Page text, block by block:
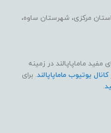
استان مرکزی، شهرستان ساوه،
ماماپاپالند در زمینه
کانال یوتیوب ماماپاپالند. برای
.